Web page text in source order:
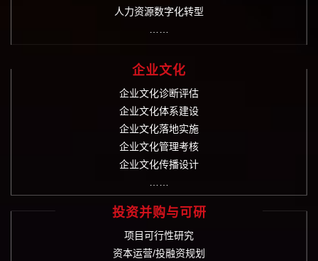
人力资源数字化转型
企业文化
企业文化诊断评估
企业文化体系建设
企业文化落地实施
企业文化管理考核
企业文化传播设计
投资并购与可研
项目可行性研究
资本运营/投融资规划